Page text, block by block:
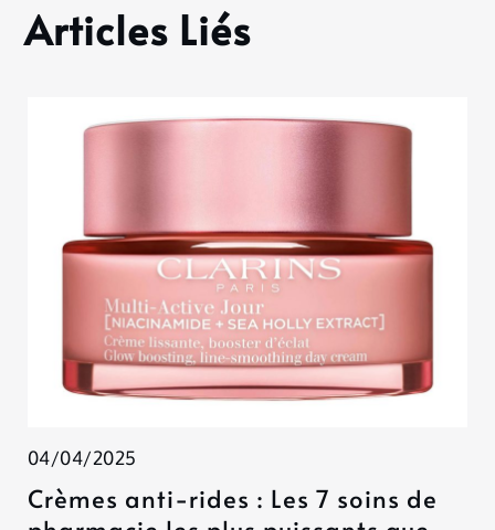
Articles Liés
04/04/2025
Crèmes anti-rides : Les 7 soins de